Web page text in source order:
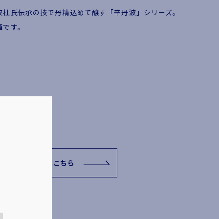
氏伝承の技で丹精込めて醸す「辛丹波」シリーズ。
す。
関連リンクはこちら